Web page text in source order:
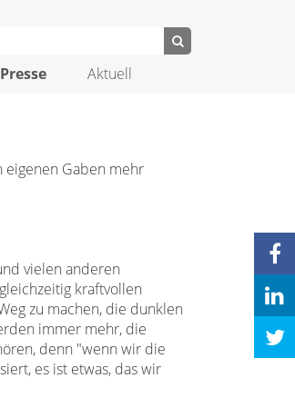
Aktuell
eigenen Gaben mehr
vielen anderen
kraftvollen
zu machen, die dunklen
immer mehr, die
denn "wenn wir die
es ist etwas, das wir